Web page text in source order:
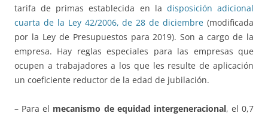
tarifa de primas establecida en la disposición adicional
cuarta de la Ley 42/2006, de 28 de diciembre (modificada
por la Ley de Presupuestos para 2019). Son a cargo de la
empresa. Hay reglas especiales para las empresas que
ocupen a trabajadores a los que les resulte de aplicación
un coeficiente reductor de la edad de jubilación.
– Para el mecanismo de equidad intergeneracional, el 0,7